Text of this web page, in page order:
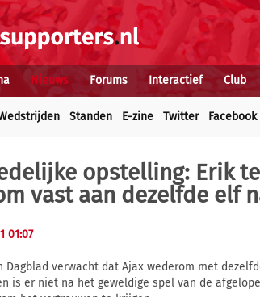
Nieuws Forums Interactief Club
Standen E-zine Twitter Facebook
opstelling: Erik
vast aan dezelfde elf
01:07
Dagblad verwacht dat Ajax wederom met
is er niet na het geweldige spel van de